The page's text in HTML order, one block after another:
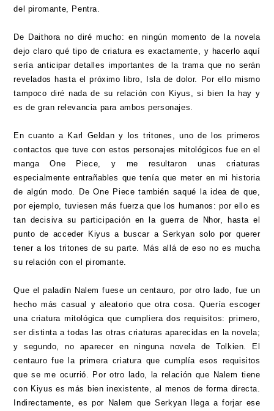
del piromante, Pentra.
De Daithora no diré mucho: en ningún momento de la novela
dejo claro qué tipo de criatura es exactamente, y hacerlo aquí
sería anticipar detalles importantes de la trama que no serán
revelados hasta el próximo libro, Isla de dolor. Por ello mismo
tampoco diré nada de su relación con Kiyus, si bien la hay y
es de gran relevancia para ambos personajes.
En cuanto a Karl Geldan y los tritones, uno de los primeros
contactos que tuve con estos personajes mitológicos fue en el
manga One Piece, y me resultaron unas criaturas
especialmente entrañables que tenía que meter en mi historia
de algún modo. De One Piece también saqué la idea de que,
por ejemplo, tuviesen más fuerza que los humanos: por ello es
tan decisiva su participación en la guerra de Nhor, hasta el
punto de acceder Kiyus a buscar a Serkyan solo por querer
tener a los tritones de su parte. Más allá de eso no es mucha
su relación con el piromante.
Que el paladín Nalem fuese un centauro, por otro lado, fue un
hecho más casual y aleatorio que otra cosa. Quería escoger
una criatura mitológica que cumpliera dos requisitos: primero,
ser distinta a todas las otras criaturas aparecidas en la novela;
y segundo, no aparecer en ninguna novela de Tolkien. El
centauro fue la primera criatura que cumplía esos requisitos
que se me ocurrió. Por otro lado, la relación que Nalem tiene
con Kiyus es más bien inexistente, al menos de forma directa.
Indirectamente, es por Nalem que Serkyan llega a forjar ese